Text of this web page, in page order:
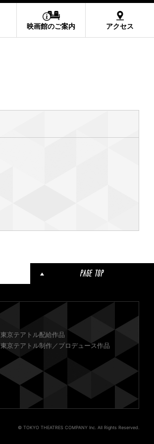
映画館のご案内 アクセス
東京テアトル配給作品
東京テアトル制作／プロデュース作品
© TOKYO THEATRES COMPANY Inc. All Rights Reserved.